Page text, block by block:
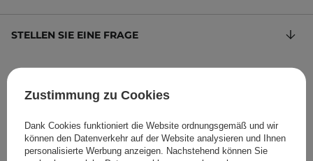
STELLEN SIE EINE FRAGE
262,86 €/100 g, inkl. MwSt.
Zustimmung zu Cookies
Dank Cookies funktioniert die Website ordnungsgemäß und wir
können den Datenverkehr auf der Website analysieren und Ihnen
personalisierte Werbung anzeigen. Nachstehend können Sie